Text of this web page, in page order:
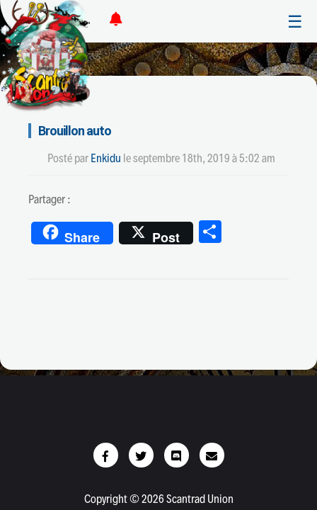
☰
Brouillon auto
Posté par Enkidu leseptembre 18th, 2019 à 5:02 am
Partager :
Share Post
Copyright © 2026 Scantrad Union